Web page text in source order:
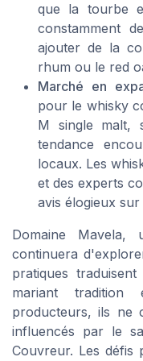
que la tourbe
constamment
ajouter de la
rhum ou le red
Marché en
pour le whisky
M single malt,
tendance
locaux. Les
et des experts
avis élogieux
Domaine
continuera
pratiques
mariant
producteurs, ils ne
influencés par le
Couvreur. Les défis